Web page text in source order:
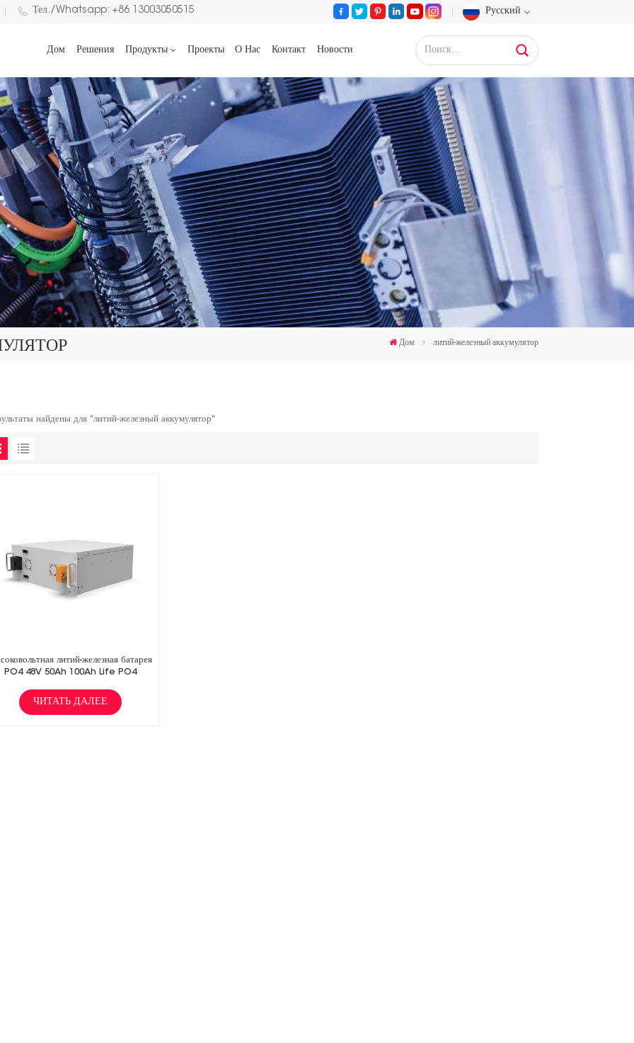
Тел./Whatsapp: +86 13003050515 Русский
English
Français
Deutsch
Русский
Español
Português
日语
한국인
Дом Решения Продукты Проекты О Нас Контакт Новости
Дом литий-железный аккумулятор
найдены для "литий-железный аккумулятор"
литий-железная батарея
PO4 48V 50Ah 100Ah Life PO4
ЧИТАТЬ ДАЛЕЕ